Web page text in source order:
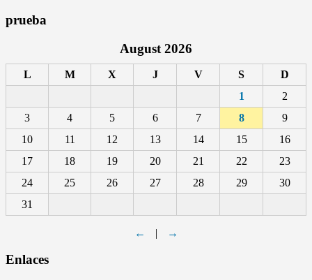
prueba
August 2026
L M X J V S
D
1
2
3
4 5 6 7 8
9
10
11 12 13 14 15
16
17
18 19 20 21 22
23
24
25 26 27 28 29
30
31
← | →
Enlaces